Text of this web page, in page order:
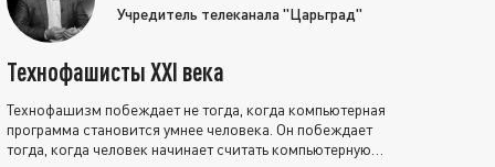
Учредитель телеканала "Царьград"
Технофашисты XXI века
Технофашизм побеждает не тогда, когда компьютерная
программа становится умнее человека. Он побеждает
тогда, когда человек начинает считать компьютерную